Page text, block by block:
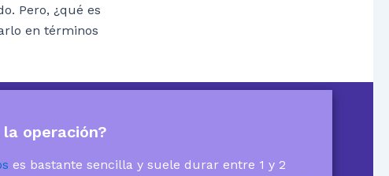
Pero, ¿qué es
en términos
operación?
es bastante sencilla y suele durar entre 1 y 2